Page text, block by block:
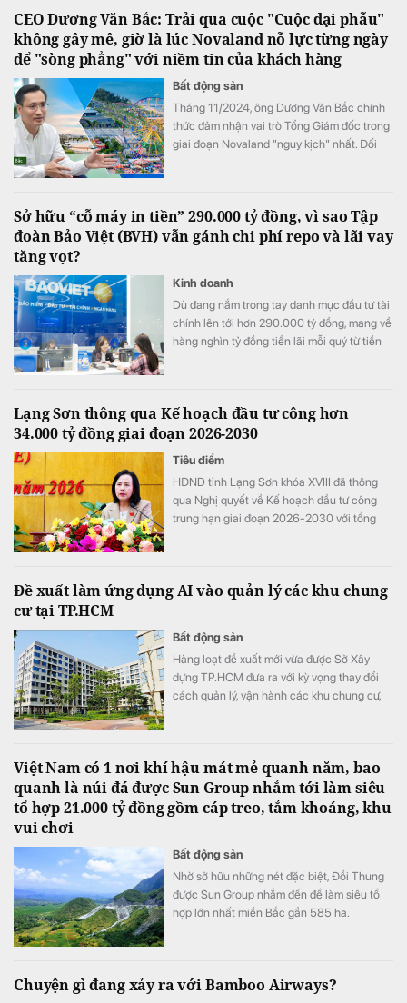
CEO Dương Văn Bắc: Trải qua cuộc "Cuộc đại phẫu"
không gây mê, giờ là lúc Novaland nỗ lực từng ngày
để "sòng phẳng" với niềm tin của khách hàng
Bất động sản
Tháng 11/2024, ông Dương Văn Bắc chính
thức đảm nhận vai trò Tổng Giám đốc trong
giai đoạn Novaland "nguy kịch" nhất. Đối
biến một tập đoàn bất động sản đang vật
lộn với khó khăn trở thành một "đội quân
Sở hữu “cỗ máy in tiền” 290.000 tỷ đồng, vì sao Tập
đoàn Bảo Việt (BVH) vẫn gánh chi phí repo và lãi vay
tăng vọt?
Kinh doanh
Dù đang nắm trong tay danh mục đầu tư tài
chính lên tới hơn 290.000 tỷ đồng, mang về
hàng nghìn tỷ đồng tiền lãi mỗi quý từ tiền
nhất là khoản chi phí repo và lãi vay tăng
đột biến 145,6% so với cùng kỳ, trở thành
Lạng Sơn thông qua Kế hoạch đầu tư công hơn
34.000 tỷ đồng giai đoạn 2026-2030
Tiêu điểm
HĐND tỉnh Lạng Sơn khóa XVIII đã thông
qua Nghị quyết về Kế hoạch đầu tư công
trung hạn giai đoạn 2026-2030 với tổng
trên địa bàn tỉnh.
Đề xuất làm ứng dụng AI vào quản lý các khu chung
cư tại TP.HCM
Bất động sản
Hàng loạt đề xuất mới vừa được Sở Xây
dựng TP.HCM đưa ra với kỳ vọng thay đổi
cách quản lý, vận hành các khu chung cư,
Việt Nam có 1 nơi khí hậu mát mẻ quanh năm, bao
quanh là núi đá được Sun Group nhắm tới làm siêu
tổ hợp 21.000 tỷ đồng gồm cáp treo, tắm khoáng, khu
vui chơi
Bất động sản
Nhờ sở hữu những nét đặc biệt, Đồi Thung
được Sun Group nhắm đến để làm siêu tổ
hợp lớn nhất miền Bắc gần 585 ha.
Chuyện gì đang xảy ra với Bamboo Airways?